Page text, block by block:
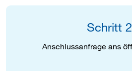
Schritt
Anschlussanfrage ans